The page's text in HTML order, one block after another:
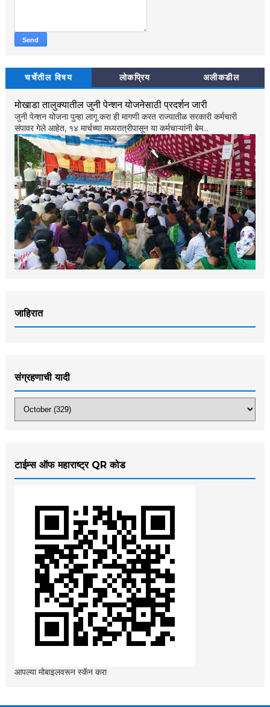
चर्चेतील विषय लोकप्रिय अलीकडील
मोखाडा तालुक्यातील जुनी पेन्शन योजनेसाठी प्रदर्शन जारी
जुनी पेन्शन योजना पुन्हा लागू करा ही मागणी करत राज्यातीळ सरकारी कर्मचारी
संपावर गेले आहेत, १४ मार्चच्या मध्यरात्रीपासून या कर्मचाऱ्यांनी बेम...
जाहिरात
संग्रहणाची यादी
टाईम्स ऑफ महाराष्ट्र QR कोड
आपल्या मोबाइलवरून स्कॅन करा